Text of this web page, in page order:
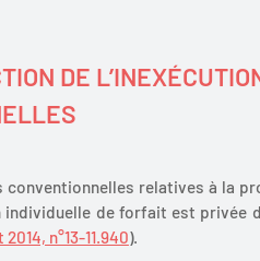
DE
conventionnelles relatives à la
de forfait est privée
n°13-11.940).